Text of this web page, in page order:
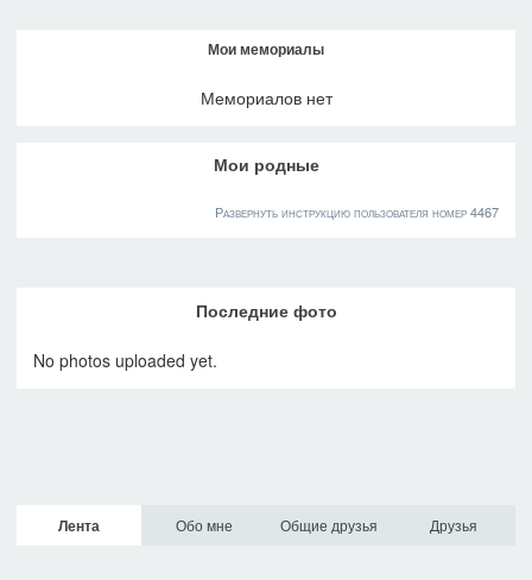
Мои мемориалы
Мемориалов нет
Мои родные
Развернуть инструкцию пользователя номер 4467
Последние фото
No photos uploaded yet.
Лента Обо мне Общие друзья Друзья